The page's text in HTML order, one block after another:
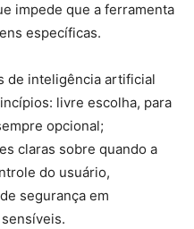
impede que a ferramenta
específicas.
de inteligência artificial
livre escolha, para
opcional;
claras sobre quando a
do usuário,
segurança em